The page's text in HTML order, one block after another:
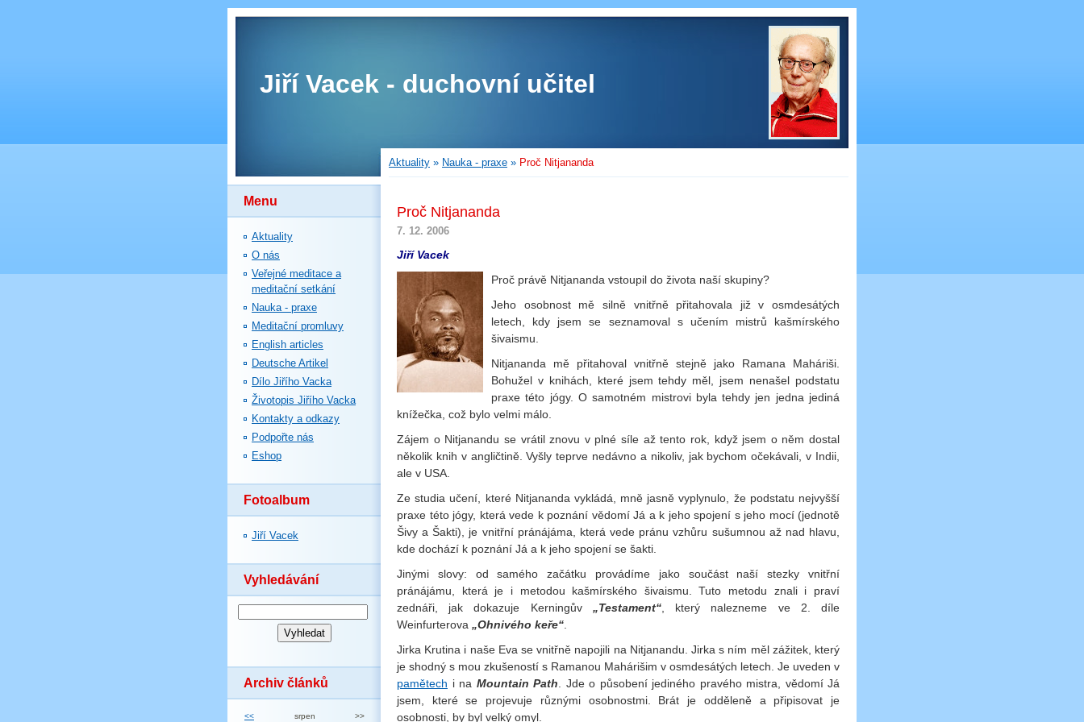
Jiří Vacek - duchovní učitel
Menu
Aktuality
O nás
Veřejné meditace a
meditační setkání
Nauka - praxe
Meditační promluvy
English articles
Deutsche Artikel
Dílo Jiřího Vacka
Životopis Jiřího Vacka
Kontakty a odkazy
Podpořte nás
Eshop
Fotoalbum
Jiří Vacek
Vyhledávání
Archiv článků
<< srpen >>
Aktuality » Nauka - praxe » Proč Nitjananda
Proč Nitjananda
7. 12. 2006
Jiří Vacek
Proč právě Nitjananda vstoupil do života naší skupiny?
Jeho osobnost mě silně vnitřně přitahovala již v osmdesátých
letech, kdy jsem se seznamoval s učením mistrů kašmírského
šivaismu.
Nitjananda mě přitahoval vnitřně stejně jako Ramana Maháriši.
Bohužel v knihách, které jsem tehdy měl, jsem nenašel podstatu
praxe této jógy. O samotném mistrovi byla tehdy jen jedna jediná
knížečka, což bylo velmi málo.
Zájem o Nitjanandu se vrátil znovu v plné síle až tento rok, když jsem o něm dostal
několik knih v angličtině. Vyšly teprve nedávno a nikoliv, jak bychom očekávali, v Indii,
ale v USA.
Ze studia učení, které Nitjananda vykládá, mně jasně vyplynulo, že podstatu nejvyšší
praxe této jógy, která vede k poznání vědomí Já a k jeho spojení s jeho mocí (jednotě
Šivy a Šakti), je vnitřní pránájáma, která vede pránu vzhůru sušumnou až nad hlavu,
kde dochází k poznání Já a k jeho spojení se šakti.
Jinými slovy: od samého začátku provádíme jako součást naší stezky vnitřní
pránájámu, která je i metodou kašmírského šivaismu. Tuto metodu znali i praví
zednáři, jak dokazuje Kerningův „Testament“, který nalezneme ve 2. díle
Weinfurterova „Ohnivého keře“
Jirka Krutina i naše Eva se vnitřně napojili na Nitjanandu. Jirka s ním měl zážitek, který
je shodný s mou zkušeností s Ramanou Mahárišim v osmdesátých letech. Je uveden v
pamětech i na Mountain Path . Jde o působení jediného pravého mistra, vědomí Já
jsem, které se projevuje různými osobnostmi. Brát je odděleně a připisovat je
osobnosti, by byl velký omyl.